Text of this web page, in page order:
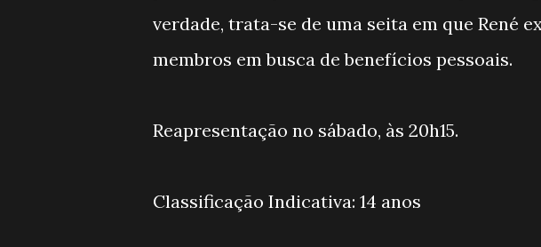
verdade, trata-se de uma seita em que René
membros em busca de benefícios pessoais.
Reapresentação no sábado, às 20h15.
Classificação Indicativa: 14 anos